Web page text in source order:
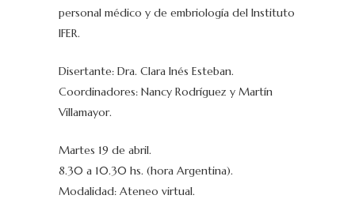
personal médico y de embriología del Instituto
IFER.
Disertante: Dra. Clara Inés Esteban.
Coordinadores: Nancy Rodríguez y Martín
Villamayor.
Martes 19 de abril.
8.30 a 10.30 hs. (hora Argentina).
Modalidad: Ateneo virtual.